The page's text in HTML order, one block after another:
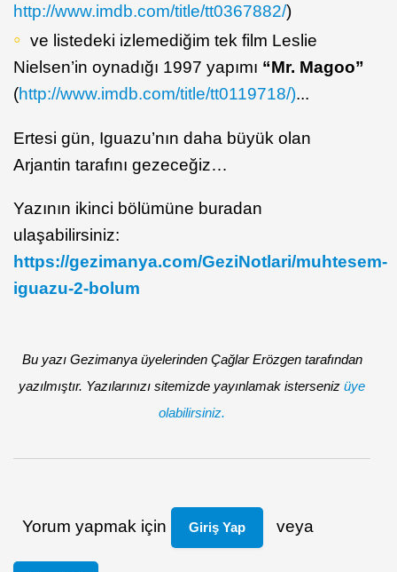
http://www.imdb.com/title/tt0367882/)
ve listedeki izlemediğim tek film Leslie
Nielsen’in oynadığı 1997 yapımı “Mr. Magoo”
(http://www.imdb.com/title/tt0119718/)...
Ertesi gün, Iguazu’nın daha büyük olan
Arjantin tarafını gezeceğiz…
Yazının ikinci bölümüne buradan
ulaşabilirsiniz:
https://gezimanya.com/GeziNotlari/muhtesem-
iguazu-2-bolum
Bu yazı Gezimanya üyelerinden Çağlar Erözgen tarafından
yazılmıştır. Yazılarınızı sitemizde yayınlamak isterseniz üye
olabilirsiniz.
Yorum yapmak için Giriş Yap veya